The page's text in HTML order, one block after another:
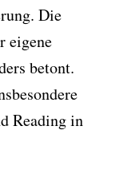
Die
eigene
betont.
Reading in